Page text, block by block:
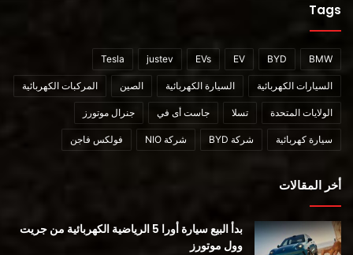
Specter
محتوى مدفوع
Rolls-Royce
بريطاني سيارة كهربائية
Tags
BMW
BYD
EV
EVs
justev
Tesla
السيارات الكهربائية السيارة الكهربائية الصين المركبات الكهربائية
الولايات المتحدة تسلا جاست أى في جنرال موتورز
سيارة كهربائية شركة BYD شركة NIO فولكس فاجن
أخر المقالات
بدأ البيع سيارة أورا 5 الرياضية الكهربائية من جريت
وول موتورز